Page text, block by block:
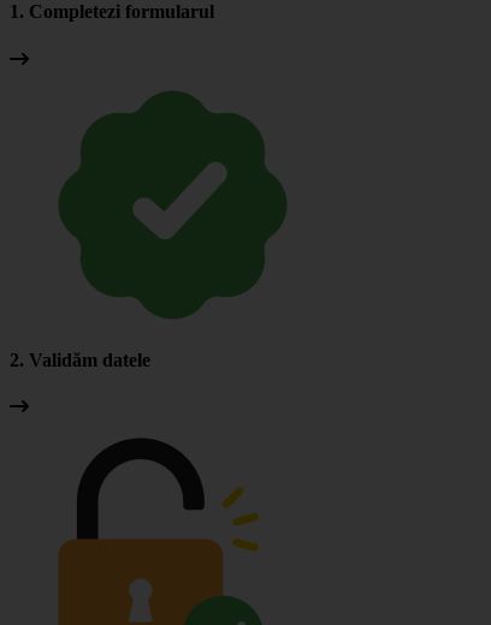
1. Completezi formularul
2. Validăm datele